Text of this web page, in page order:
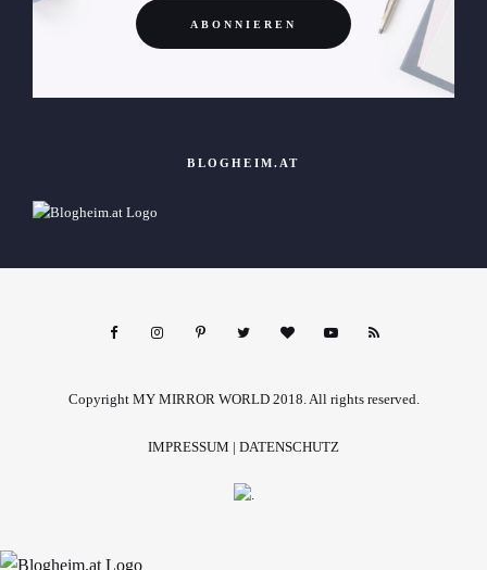
BLOGHEIM.AT
Copyright MY MIRROR WORLD 2018. All rights reserved.
IMPRESSUM | DATENSCHUTZ